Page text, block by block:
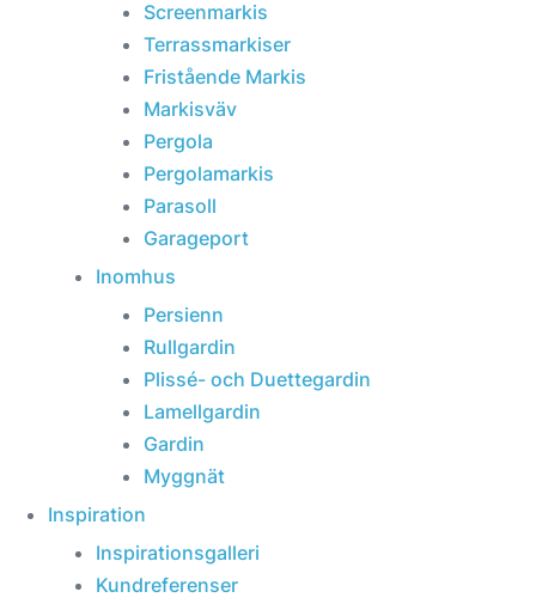
Screenmarkis
Terrassmarkiser
Fristående Markis
Markisväv
Pergola
Pergolamarkis
Parasoll
Garageport
Inomhus
Persienn
Rullgardin
Plissé- och Duettegardin
Lamellgardin
Gardin
Myggnät
Inspiration
Inspirationsgalleri
Kundreferenser